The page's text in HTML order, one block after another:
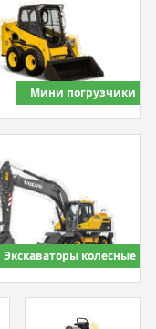
Мини погрузчики
Экскаваторы колесные